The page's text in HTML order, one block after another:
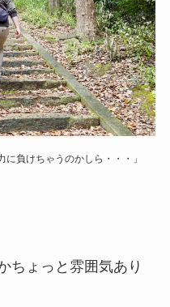
に負けちゃうのかしら・・・」
ちょっと雰囲気あり